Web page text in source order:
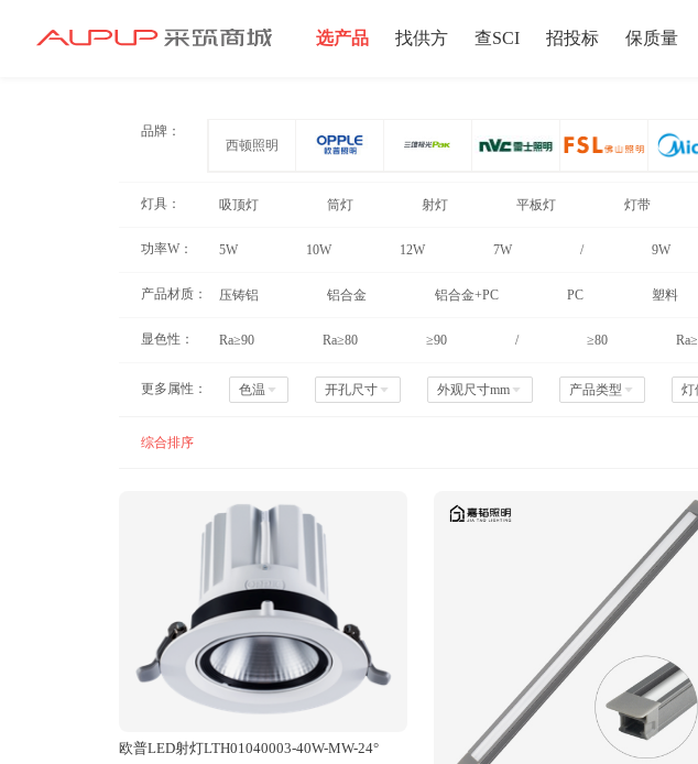
选产品 找供方 查SCI 招投标 保质量
招募寻源
2025年双星村集体宿舍建设
注册资本10万以上 济南市 -青岛市 淄博市
品牌：
西顿照明
剑锋 旺鼎
灯具： 吸顶灯 筒灯 射灯 平板灯 灯带
功率W： 5W 10W 12W 7W / 9W
产品材质： 压铸铝 铝合金 铝合金+PC PC 塑料
显色性： Ra≥90 Ra≥80 ≥90 / ≥80
更多属性： 色温 开孔尺寸 外观尺寸mm 产品类型 灯
综合排序
欧普LED射灯LTH01040003-40W-MW-24°